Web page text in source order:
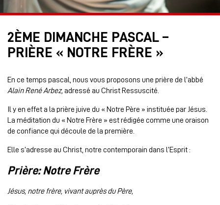
2ÈME DIMANCHE PASCAL –
PRIÈRE « NOTRE FRÈRE »
En ce temps pascal, nous vous proposons une prière de l’abbé
Alain René Arbez,adressé au Christ Ressuscité.
Il y en effet a la prière juive du « Notre Père » instituée par Jésus.
La méditation du « Notre Frère » est rédigée comme une oraison
de confiance qui découle de la première.
Elle s’adresse au Christ, notre contemporain dans l’Esprit :
Prière: Notre Frère
Jésus, notre frère, vivant auprès du Père,